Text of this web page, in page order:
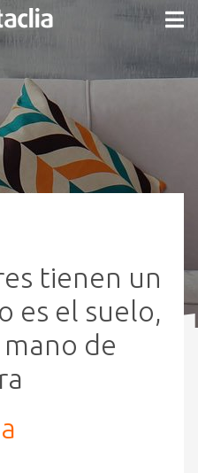
tienen un
es el suelo,
de